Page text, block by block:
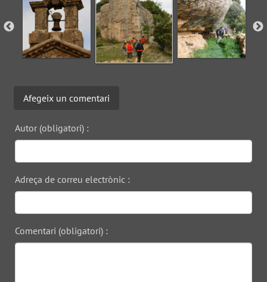
Afegeix un comentari
Autor (obligatori) :
Adreça de correu electrònic :
Comentari (obligatori) :